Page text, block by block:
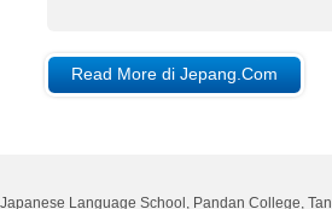
Read More di Jepang.Com
Japanese Language School, Pandan College,